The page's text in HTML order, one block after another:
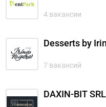
4 вакансии
Desserts by
7 вакансий
DAXIN-BIT SRL